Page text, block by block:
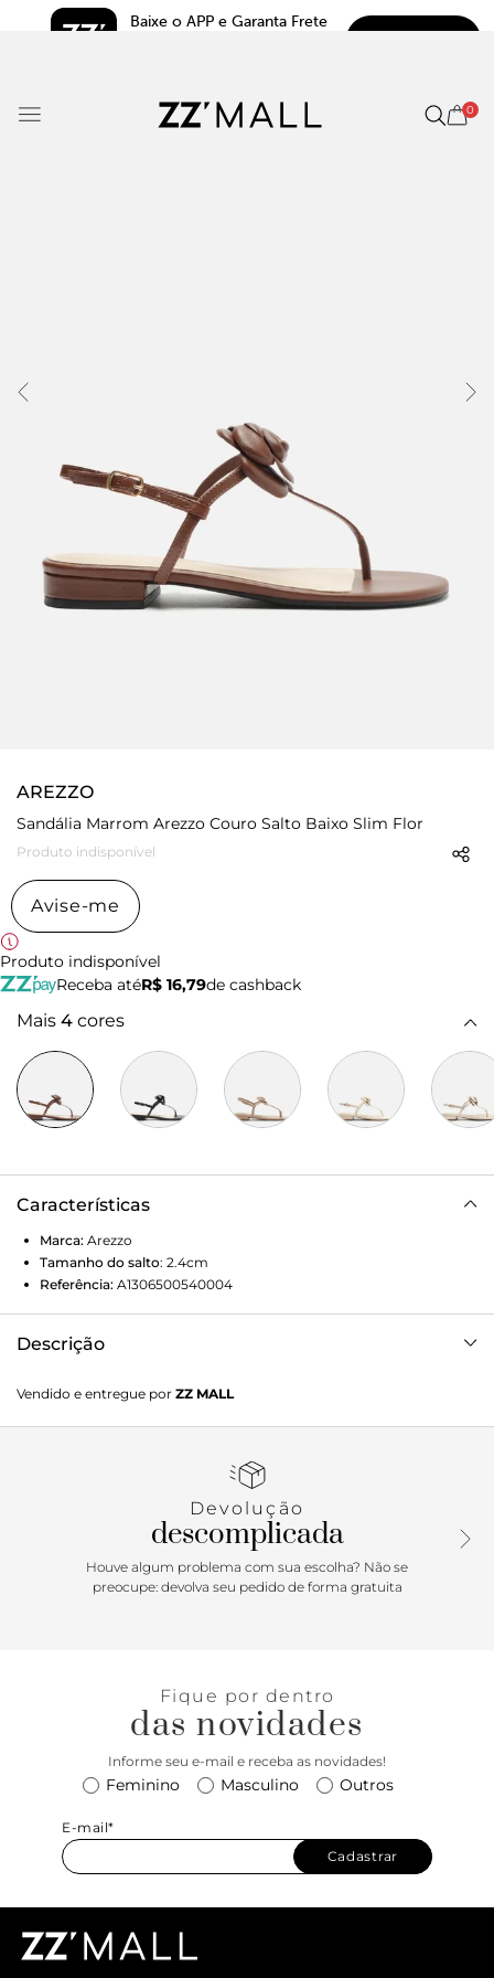
Baixe o APP e Garanta Frete
0
AREZZO
Sandália Marrom Arezzo Couro Salto Baixo Slim Flor
Produto indisponível
Avise-me
Produto indisponível
Receba atéR$ 16,79de cashback
Mais 4 cores
Características
Marca: Arezzo
Tamanho do salto: 2.4cm
Referência: A1306500540004
Descrição
e formato arredondado na ponta. Traz tira fina que passa
entre os dedos, com aplicação de flor, conectada a mais
em torno do calcanhar com fecho em fivela metálica
Vendido e entregue por ZZ MALL
Devolução
descomplicada
Houve algum problema com sua escolha? Não se
preocupe: devolva seu pedido de forma gratuita
Fique por dentro
das novidades
Informe seu e-mail e receba as novidades!
Feminino Masculino Outros
E-mail*
Cadastrar